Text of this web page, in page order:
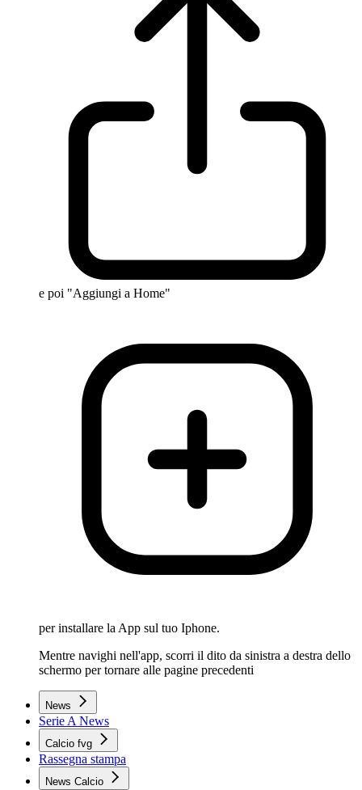
e poi "Aggiungi a Home"
per installare la App sul tuo Iphone.
Mentre navighi nell'app, scorri il dito da sinistra a destra dello
schermo per tornare alle pagine precedenti
News
Serie A News
Calcio fvg
Rassegna stampa
News Calcio